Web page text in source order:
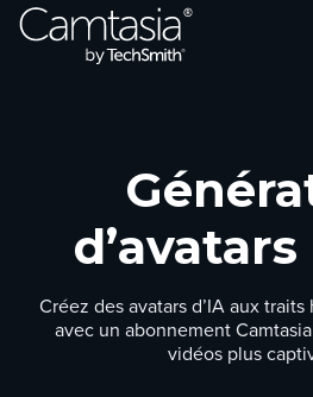
Passer
directement
Créez des avatars d’IA aux
avec un abonnement
vidéos plus